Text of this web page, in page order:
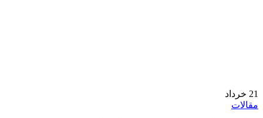
21 خرداد
مقالات